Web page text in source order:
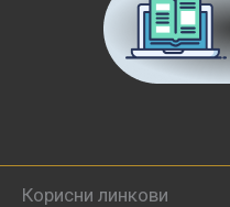
Корисни линкови